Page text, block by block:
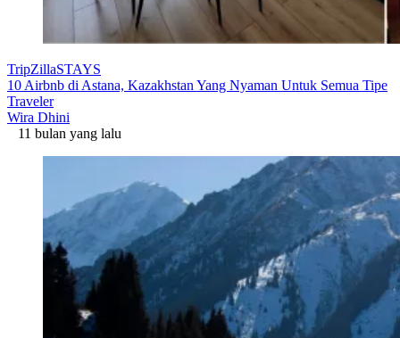
TripZillaSTAYS
10 Airbnb di Astana, Kazakhstan Yang Nyaman Untuk Semua Tipe
Traveler
Wira Dhini
11 bulan yang lalu